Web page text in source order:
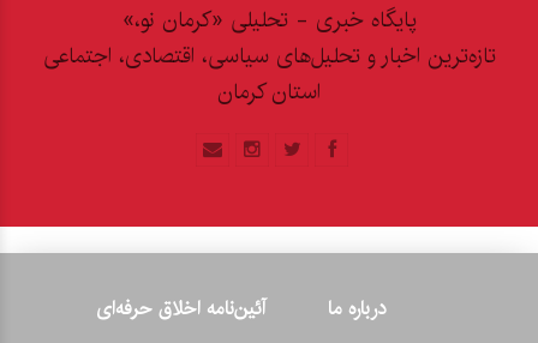
پایگاه خبری - تحلیلی «کرمان نو،»
تازه‌ترین اخبار و تحلیل‌های سیاسی، اقتصادی، اجتماعی
استان کرمان
درباره ما
آئین‌نامه اخلاق حرفه‌ای